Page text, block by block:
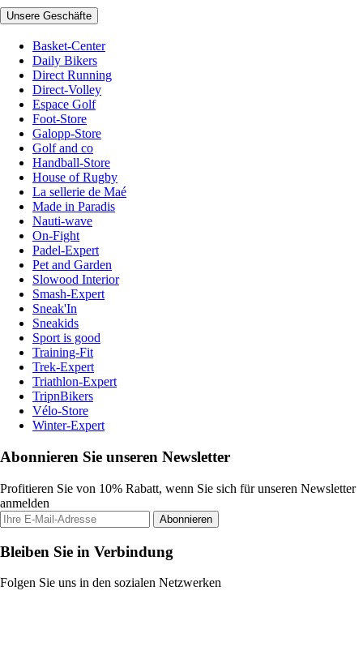
Unsere Geschäfte
Basket-Center
Daily Bikers
Direct Running
Direct-Volley
Espace Golf
Foot-Store
Galopp-Store
Golf and co
Handball-Store
House of Rugby
La sellerie de Maé
Made in Paradis
Nauti-wave
On-Fight
Padel-Expert
Pet and Garden
Slowood Interior
Smash-Expert
Sneak'In
Sneakids
Sport is good
Training-Fit
Trek-Expert
Triathlon-Expert
TripnBikers
Vélo-Store
Winter-Expert
Abonnieren Sie unseren Newsletter
Profitieren Sie von 10% Rabatt, wenn Sie sich für unseren Newsletter
anmelden
Abonnieren
Bleiben Sie in Verbindung
Folgen Sie uns in den sozialen Netzwerken